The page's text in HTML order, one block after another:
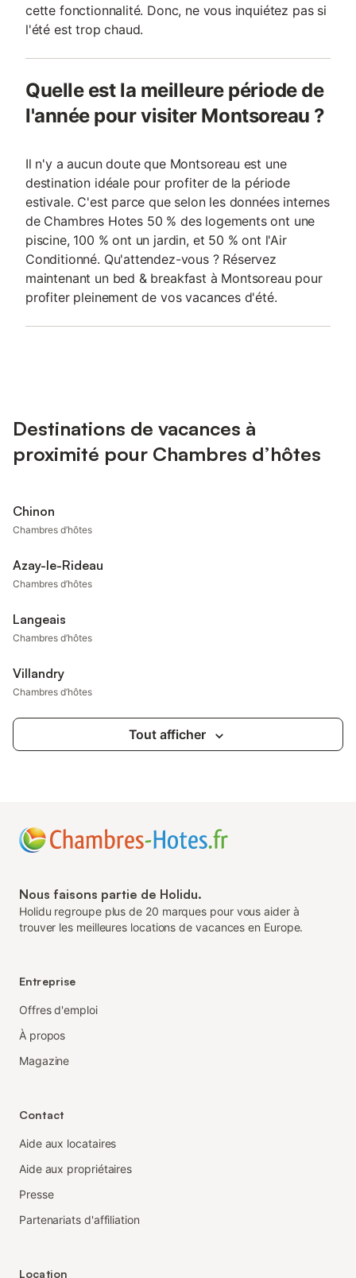
cette fonctionnalité. Donc, ne vous inquiétez pas si
l'été est trop chaud.
Quelle est la meilleure période de
l'année pour visiter Montsoreau ?
Il n'y a aucun doute que Montsoreau est une
destination idéale pour profiter de la période
estivale. C'est parce que selon les données internes
de Chambres Hotes 50 % des logements ont une
piscine, 100 % ont un jardin, et 50 % ont l'Air
Conditionné. Qu'attendez-vous ? Réservez
maintenant un bed & breakfast à Montsoreau pour
profiter pleinement de vos vacances d'été.
Destinations de vacances à
proximité pour Chambres d’hôtes
Chinon
Chambres d’hôtes
Azay-le-Rideau
Chambres d’hôtes
Langeais
Chambres d’hôtes
Villandry
Chambres d’hôtes
Tout afficher
Nous faisons partie de Holidu.
Holidu regroupe plus de 20 marques pour vous aider à
trouver les meilleures locations de vacances en Europe.
Entreprise
Offres d'emploi
À propos
Magazine
Contact
Aide aux locataires
Aide aux propriétaires
Presse
Partenariats d'affiliation
Location